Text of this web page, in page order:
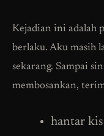
Kejadian ini adalah
berlaku. Aku masih
sekarang. Sampai
membosankan,
hantar